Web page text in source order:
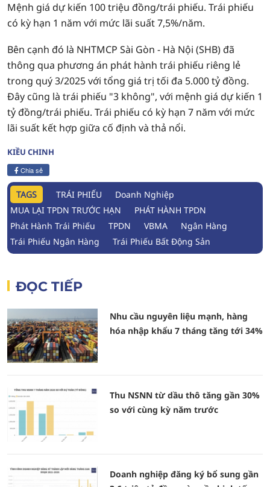
Mệnh giá dự kiến 100 triệu đồng/trái phiếu. Trái phiếu
có kỳ hạn 1 năm với mức lãi suất 7,5%/năm.
Bên cạnh đó là NHTMCP Sài Gòn - Hà Nội (SHB) đã
thông qua phương án phát hành trái phiếu riêng lẻ
trong quý 3/2025 với tổng giá trị tối đa 5.000 tỷ đồng.
Đây cũng là trái phiếu "3 không", với mệnh giá dự kiến 1
tỷ đồng/trái phiếu. Trái phiếu có kỳ hạn 7 năm với mức
lãi suất kết hợp giữa cố định và thả nổi.
KIỀU CHINH
Chia sẻ
TAGS TRÁI PHIẾU
Doanh Nghiệp
MUA LẠI TPDN TRƯỚC HẠN
PHÁT HÀNH TPDN
Phát Hành Trái Phiếu
TPDN VBMA
Ngân Hàng
Trái Phiếu Ngân Hàng
Trái Phiếu Bất Động Sản
ĐỌC TIẾP
Nhu cầu nguyên liệu mạnh, hàng
hóa nhập khẩu 7 tháng tăng tới 34%
Thu NSNN từ dầu thô tăng gần 30%
so với cùng kỳ năm trước
Doanh nghiệp đăng ký bổ sung gần